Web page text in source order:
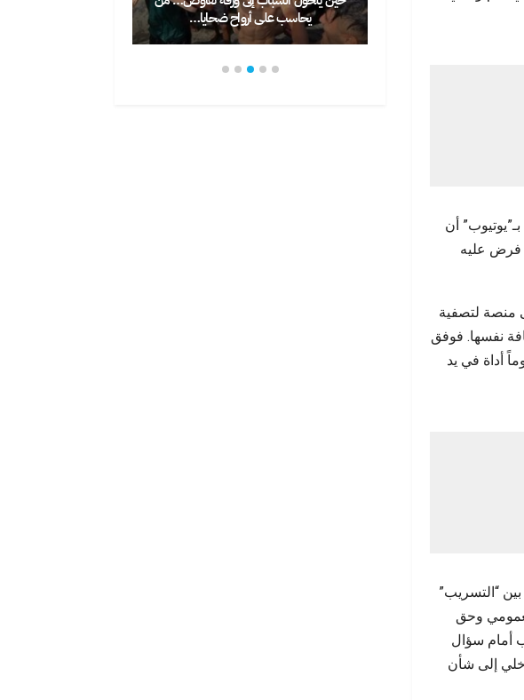
أن
فرض عليه
منصة لتصفية
نفسها. فوفق
أداة في يد
“التسريب”
وحق
أمام سؤال
إلى شأن
يختار الشباب المغاربة…